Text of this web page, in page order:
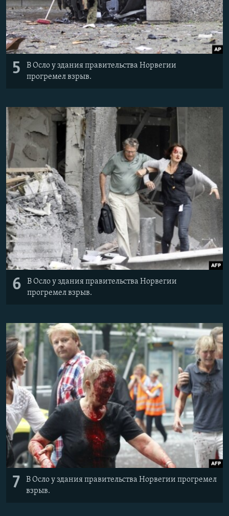
5
В Осло у здания правительства Норвегии
прогремел взрыв.
6
В Осло у здания правительства Норвегии
прогремел взрыв.
7
В Осло у здания правительства Норвегии прогремел
взрыв.